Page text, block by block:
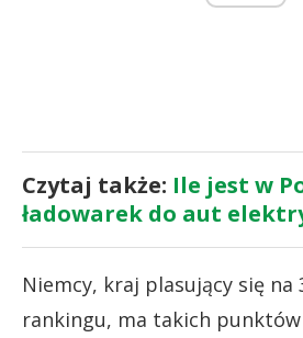
Czytaj także: Ile jest w
ładowarek do aut
Niemcy, kraj plasujący się na
rankingu, ma takich